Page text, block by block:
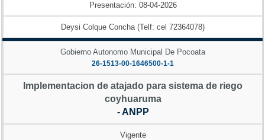
Presentación: 08-04-2026
Deysi Colque Concha (Telf: cel 72364078)
Gobierno Autonomo Municipal De Pocoata
26-1513-00-1646500-1-1
Implementacion de atajado para sistema de riego
coyhuaruma
- ANPP
Vigente